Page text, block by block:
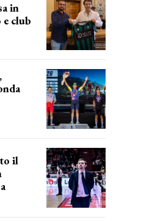
in
club
il